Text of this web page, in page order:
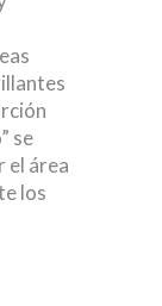
se
el área
los